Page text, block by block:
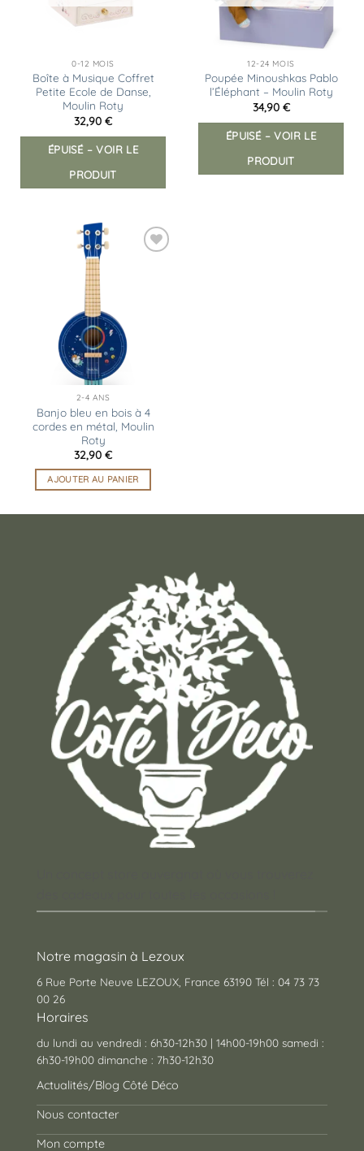
0-12 MOIS
Boîte à Musique Coffret
Petite Ecole de Danse,
Moulin Roty
32,90 €
ÉPUISÉ – VOIR LE
PRODUIT
12-24 MOIS
Poupée Minoushkas Pablo
l’Éléphant – Moulin Roty
34,90 €
ÉPUISÉ – VOIR LE
PRODUIT
2-4 ANS
Banjo bleu en bois à 4
cordes en métal, Moulin
Roty
32,90 €
AJOUTER AU PANIER
Notre magasin à Lezoux
6 Rue Porte Neuve LEZOUX, France 63190 Tél : 04 73 73
00 26
Horaires
du lundi au vendredi : 6h30-12h30 | 14h00-19h00 samedi :
6h30-19h00 dimanche : 7h30-12h30
Actualités/Blog Côté Déco
Nous contacter
Mon compte